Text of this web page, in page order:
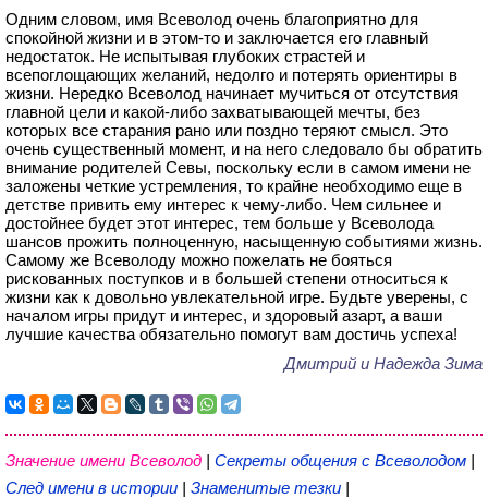
Одним словом, имя Всеволод очень благоприятно для
спокойной жизни и в этом-то и заключается его главный
недостаток. Не испытывая глубоких страстей и
всепоглощающих желаний, недолго и потерять ориентиры в
жизни. Нередко Всеволод начинает мучиться от отсутствия
главной цели и какой-либо захватывающей мечты, без
которых все старания рано или поздно теряют смысл. Это
очень существенный момент, и на него следовало бы обратить
внимание родителей Севы, поскольку если в самом имени не
заложены четкие устремления, то крайне необходимо еще в
детстве привить ему интерес к чему-либо. Чем сильнее и
достойнее будет этот интерес, тем больше у Всеволода
шансов прожить полноценную, насыщенную событиями жизнь.
Самому же Всеволоду можно пожелать не бояться
рискованных поступков и в большей степени относиться к
жизни как к довольно увлекательной игре. Будьте уверены, с
началом игры придут и интерес, и здоровый азарт, а ваши
лучшие качества обязательно помогут вам достичь успеха!
Дмитрий и Надежда Зима
Значение имени Всеволод | Секреты общения с Всеволодом |
След имени в истории | Знаменитые тезки |